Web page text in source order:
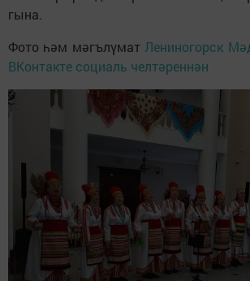
гына.
Фото һәм мәгълүмат Лениногорск
ВКонтакте социаль челтәреннән